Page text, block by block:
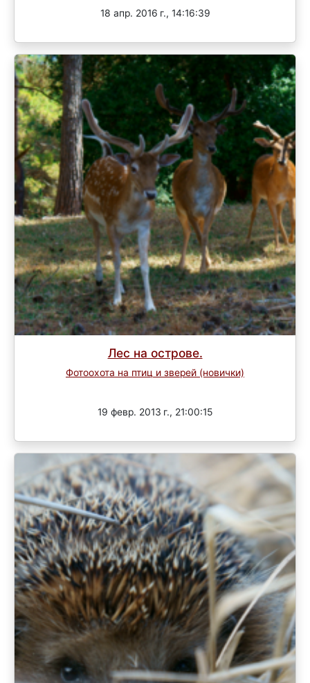
18 апр. 2016 г., 14:16:39
Лес на острове.
Фотоохота на птиц и зверей (новички)
19 февр. 2013 г., 21:00:15